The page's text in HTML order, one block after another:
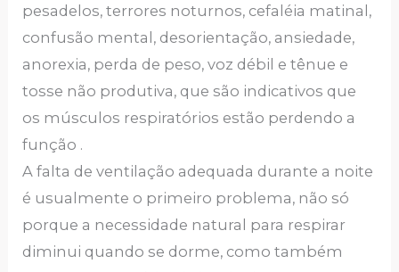
pesadelos, terrores noturnos, cefaléia matinal,
confusão mental, desorientação, ansiedade,
anorexia, perda de peso, voz débil e tênue e
tosse não produtiva, que são indicativos que
os músculos respiratórios estão perdendo a
função .
A falta de ventilação adequada durante a noite
é usualmente o primeiro problema, não só
porque a necessidade natural para respirar
diminui quando se dorme, como também